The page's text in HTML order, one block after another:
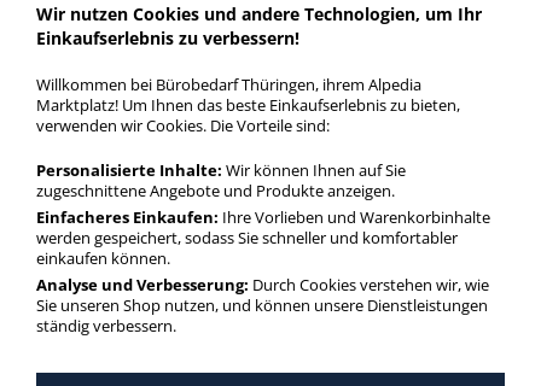
Fotopapier hochglänzend >
Papieroberfläche
hochglänzend
Mit Fotopapier halten wir unsere schönsten Erinnerungen
fest. Bannen Sie einzigartige Momente im nächsten Urlaub,
auf der kommenden Feier oder eigenen Hochzeit!
Fotopapier hochglänzend
mehr Infos zur Kategorie
Wir nutzen Cookies und andere Technologien, um Ihr
Einkaufserlebnis zu verbessern!
Willkommen bei Bürobedarf Thüringen, ihrem Alpedia
Marktplatz! Um Ihnen das beste Einkaufserlebnis zu bieten,
verwenden wir Cookies. Die Vorteile sind:
Personalisierte Inhalte: Wir können Ihnen auf Sie
zugeschnittene Angebote und Produkte anzeigen.
Einfacheres Einkaufen: Ihre Vorlieben und Warenkorbinhalte
werden gespeichert, sodass Sie schneller und komfortabler
einkaufen können.
Analyse und Verbesserung: Durch Cookies verstehen wir, wie
Sie unseren Shop nutzen, und können unsere Dienstleistungen
ständig verbessern.